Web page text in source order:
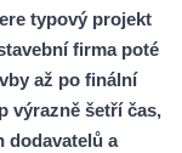
typový projekt
firma poté
až po finální
výrazně šetří čas,
dodavatelů a